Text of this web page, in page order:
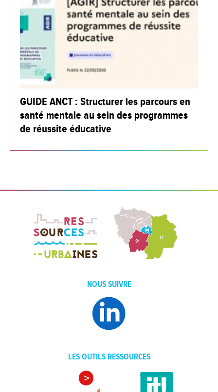
GUIDE ANCT : Structurer les parcours en
santé mentale au sein des programmes
de réussite éducative
NOUS SUIVRE
LES OUTILS RESSOURCES